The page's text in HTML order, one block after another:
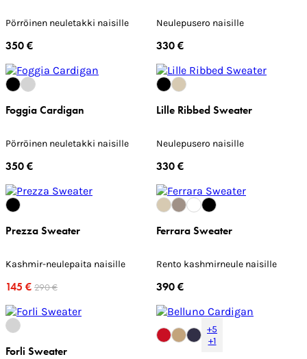
Pörröinen neuletakki naisille
350 €
Neulepusero naisille
330 €
Foggia Cardigan
Pörröinen neuletakki naisille
350 €
Lille Ribbed Sweater
Neulepusero naisille
330 €
Prezza Sweater
Kashmir-neulepaita naisille
145 € 290 €
Ferrara Sweater
Rento kashmirneule naisille
390 €
Forli Sweater
+5
+1